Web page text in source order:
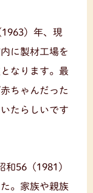
）年、現
に製材工場を
なります。最
ちゃんだった
たらしいです
和56（1981）
。家族や親族